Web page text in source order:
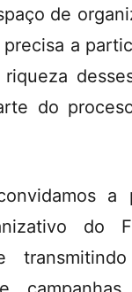
de
a
do
a
do